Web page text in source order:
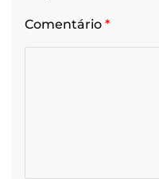
Comentário *